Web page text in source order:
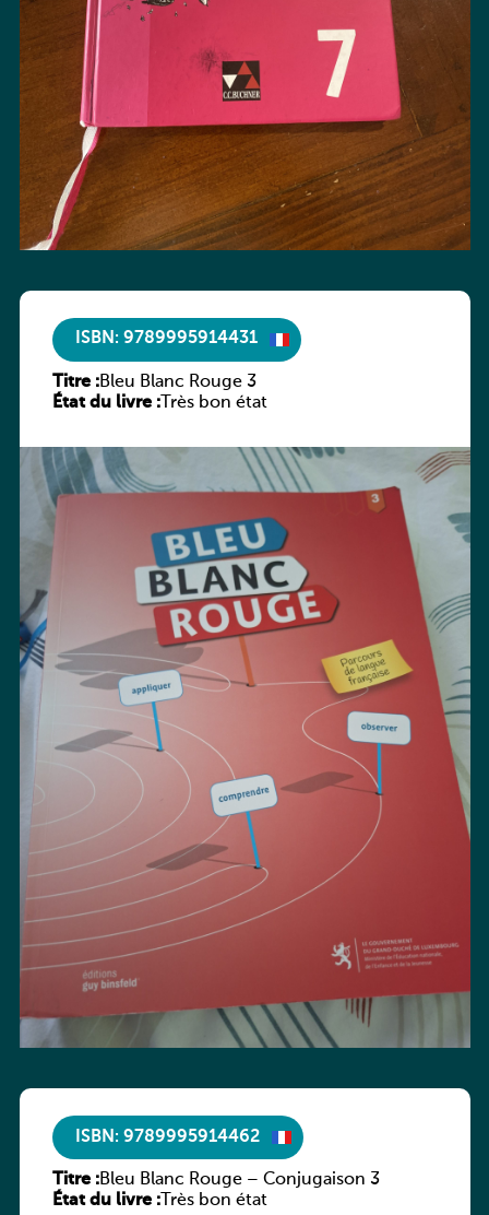
ISBN: 9789995914431
Titre :Bleu Blanc Rouge 3
État du livre :Très bon état
ISBN: 9789995914462
Titre :Bleu Blanc Rouge – Conjugaison 3
État du livre :Très bon état